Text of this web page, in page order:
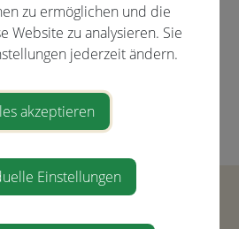
zu ermöglichen und die
Website zu analysieren. Sie
jederzeit ändern.
akzeptieren
Einstellungen